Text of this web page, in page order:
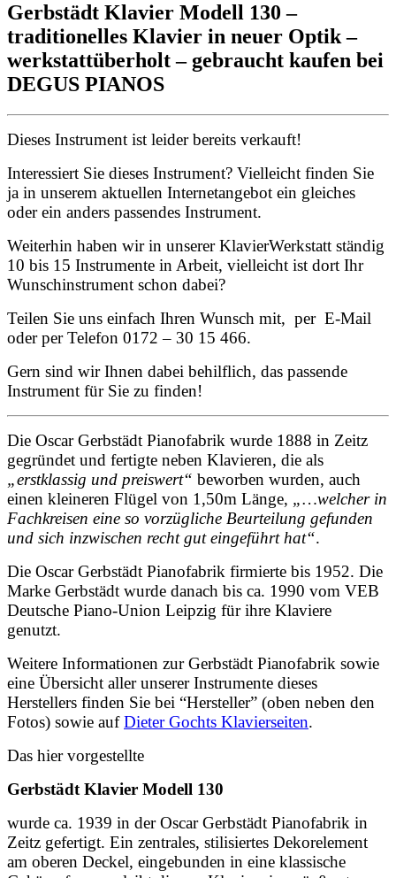
Gerbstädt Klavier Modell 130 –
traditionelles Klavier in neuer Optik –
werkstattüberholt – gebraucht kaufen bei
DEGUS PIANOS
Dieses Instrument ist leider bereits verkauft!
Interessiert Sie dieses Instrument? Vielleicht finden Sie
ja in unserem aktuellen Internetangebot ein gleiches
oder ein anders passendes Instrument.
Weiterhin haben wir in unserer KlavierWerkstatt ständig
10 bis 15 Instrumente in Arbeit, vielleicht ist dort Ihr
Wunschinstrument schon dabei?
Teilen Sie uns einfach Ihren Wunsch mit, per E-Mail
oder per Telefon 0172 – 30 15 466.
Gern sind wir Ihnen dabei behilflich, das passende
Instrument für Sie zu finden!
Die Oscar Gerbstädt Pianofabrik wurde 1888 in Zeitz
gegründet und fertigte neben Klavieren, die als
„erstklassig und preiswert“ beworben wurden, auch
einen kleineren Flügel von 1,50m Länge, „…welcher in
Fachkreisen eine so vorzügliche Beurteilung gefunden
und sich inzwischen recht gut eingeführt hat“.
Die Oscar Gerbstädt Pianofabrik firmierte bis 1952. Die
Marke Gerbstädt wurde danach bis ca. 1990 vom VEB
Deutsche Piano-Union Leipzig für ihre Klaviere
genutzt.
Weitere Informationen zur Gerbstädt Pianofabrik sowie
eine Übersicht aller unserer Instrumente dieses
Herstellers finden Sie bei “Hersteller” (oben neben den
Fotos) sowie aufDieter Gochts Klavierseiten.
Das hier vorgestellte
Gerbstädt Klavier Modell 130
wurde ca. 1939 in der Oscar Gerbstädt Pianofabrik in
Zeitz gefertigt. Ein zentrales, stilisiertes Dekorelement
am oberen Deckel, eingebunden in eine klassische